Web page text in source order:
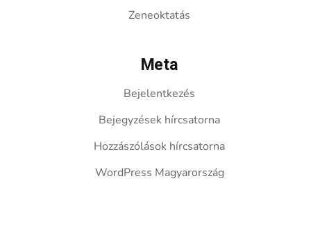
Zeneoktatás
Meta
Bejelentkezés
Bejegyzések hírcsatorna
Hozzászólások hírcsatorna
WordPress Magyarország